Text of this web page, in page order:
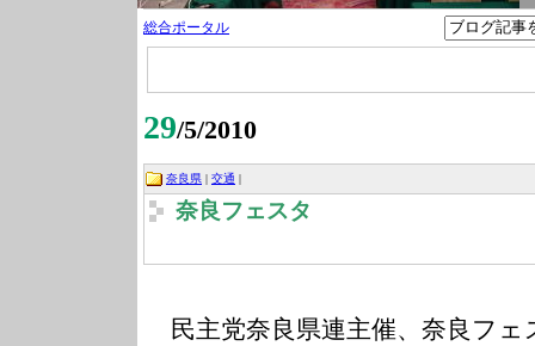
総合ポータル
29/5/2010
奈良県 | 交通 |
奈良フェスタ
民主党奈良県連主催、奈良フ